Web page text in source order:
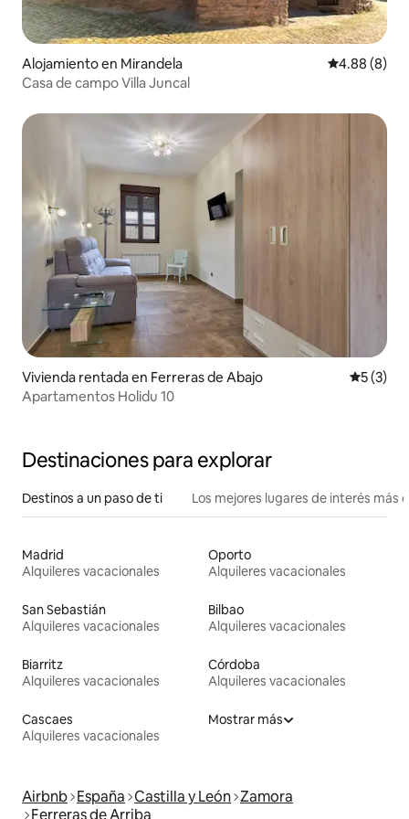
Alojamiento en Mirandela Calificación
4.88 (8)
Casa de campo Villa Juncal
Vivienda rentada en Ferreras de Abajo
5 (3)
Apartamentos Holidu 10
Destinaciones para explorar
Destinos a un paso de ti Los mejores lugares de interés más
Madrid
Alquileres vacacionales
Oporto
Alquileres vacacionales
San Sebastián
Alquileres vacacionales
Bilbao
Alquileres vacacionales
Biarritz
Alquileres vacacionales
Córdoba
Alquileres vacacionales
Cascaes
Alquileres vacacionales
Mostrar más
Airbnb España Castilla y León Zamora
Ferreras de Arriba